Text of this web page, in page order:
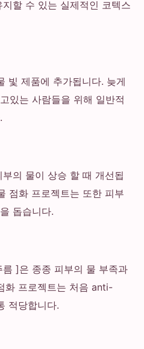
할 수 있는 실제적인 코텍스
빛 제품에 추가됩니다. 늦게
있는 사람들을 위해 일반적
의 물이 상승 할 때 개선됩
점화 프로젝트는 또한 피부
돕습니다.
]은 종종 피부의 물 부족과
화 프로젝트는 처음 anti-
적당합니다.